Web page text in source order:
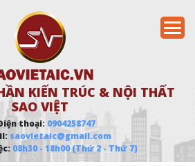
KIẾN TRÚC & NỘI THẤT
SAO VIỆT
thoại: 0904258747
saovietaic@gmail.com
08h30 - 18h00 (Thứ 2 - Thứ 7)